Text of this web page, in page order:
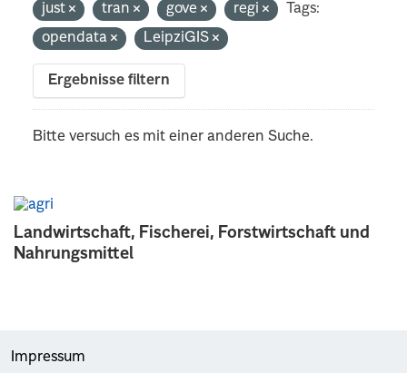
Landwirtschaft, Fischerei, Forstwirtschaft und
Nahrungsmittel
just
tran gove regi
Tags:
opendata
LeipziGIS
Ergebnisse filtern
Bitte versuch es mit einer anderen Suche.
Impressum